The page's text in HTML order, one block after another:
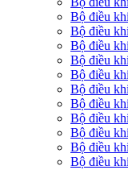
Bộ điều
Bộ điều
Bộ điều
Bộ điều
Bộ điều
Bộ điều
Bộ điều
Bộ điều
Bộ điều
Bộ điều
Bộ điều